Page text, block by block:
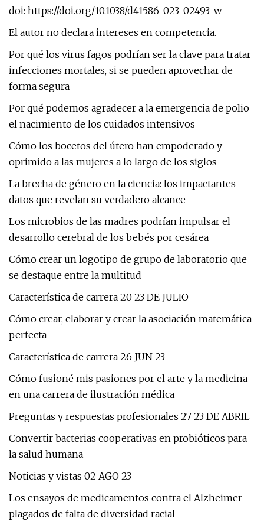
doi: https://doi.org/10.1038/d41586-023-02493-w
El autor no declara intereses en competencia.
Por qué los virus fagos podrían ser la clave para tratar
infecciones mortales, si se pueden aprovechar de
forma segura
Por qué podemos agradecer a la emergencia de polio
el nacimiento de los cuidados intensivos
Cómo los bocetos del útero han empoderado y
oprimido a las mujeres a lo largo de los siglos
La brecha de género en la ciencia: los impactantes
datos que revelan su verdadero alcance
Los microbios de las madres podrían impulsar el
desarrollo cerebral de los bebés por cesárea
Cómo crear un logotipo de grupo de laboratorio que
se destaque entre la multitud
Característica de carrera 20 23 DE JULIO
Cómo crear, elaborar y crear la asociación matemática
perfecta
Característica de carrera 26 JUN 23
Cómo fusioné mis pasiones por el arte y la medicina
en una carrera de ilustración médica
Preguntas y respuestas profesionales 27 23 DE ABRIL
Convertir bacterias cooperativas en probióticos para
la salud humana
Noticias y vistas 02 AGO 23
Los ensayos de medicamentos contra el Alzheimer
plagados de falta de diversidad racial